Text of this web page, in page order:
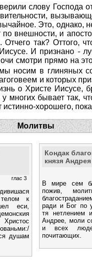
слову Господа
Это, однако,
внешности, и
так? Оттого,
И признано -
смотри прямо на
носим в глиняных
и которых
о Христе Иисусе,
бывает так,
хорошего,
Молитвы
глас 3
к
еси,
душам
Кондак
князя
В мире сем
пожив,
ради и Бог по
тя нетлением
Андрее, моли
и всех
почитающих.